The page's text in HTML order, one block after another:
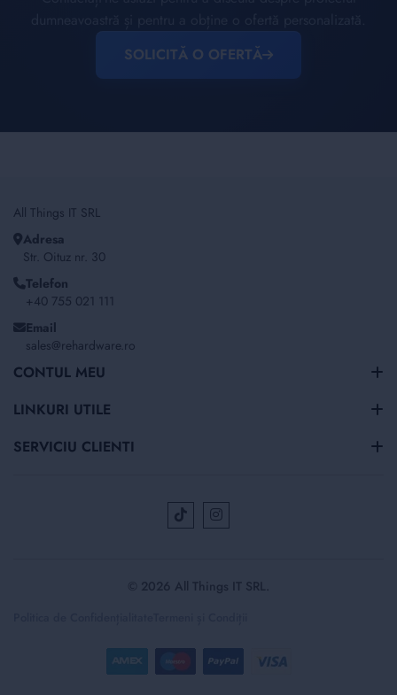
SOLICITĂ O OFERTĂ
All Things IT SRL
Adresa
Str. Oituz nr. 30
Telefon
+40 755 021 111
Email
sales@rehardware.ro
CONTUL MEU
LINKURI UTILE
SERVICIU CLIENTI
© 2026 All Things IT SRL.